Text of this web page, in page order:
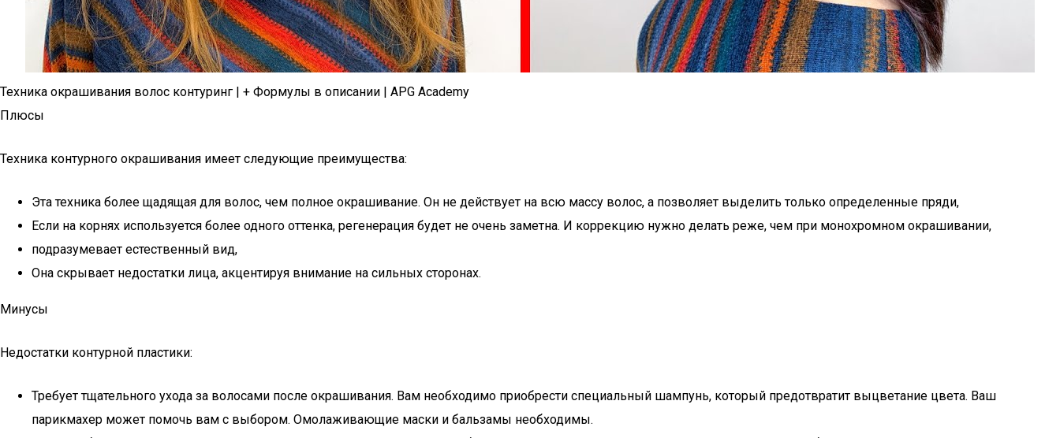
Техника окрашивания волос контуринг | + Формулы в описании | APG Academy
Плюсы
Техника контурного окрашивания имеет следующие преимущества:
Эта техника более щадящая для волос, чем полное окрашивание. Он не действует на всю массу волос, а позволяет выделить только определенные пряди,
Если на корнях используется более одного оттенка, регенерация будет не очень заметна. И коррекцию нужно делать реже, чем при монохромном окрашивании,
подразумевает естественный вид,
Она скрывает недостатки лица, акцентируя внимание на сильных сторонах.
Минусы
Недостатки контурной пластики:
Требует тщательного ухода за волосами после окрашивания. Вам необходимо приобрести специальный шампунь, который предотвратит выцветание цвета. Ваш
парикмахер может помочь вам с выбором. Омолаживающие маски и бальзамы необходимы.